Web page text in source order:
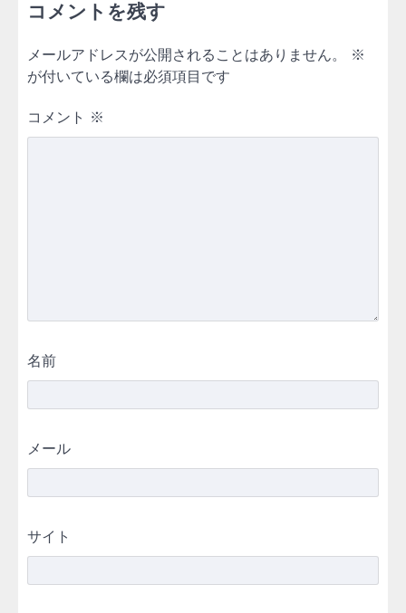
コメントを残す
メールアドレスが公開されることはありません。
※
が付いている欄は必須項目です
コメント ※
名前
メール
サイト